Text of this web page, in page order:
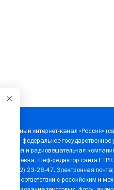
интернет-канал «Россия»
— федеральное
и радиовещательная
Шеф-редактор сайта
8 (8362) 23-26-47. Электронная почта:
в соответствии с российским и